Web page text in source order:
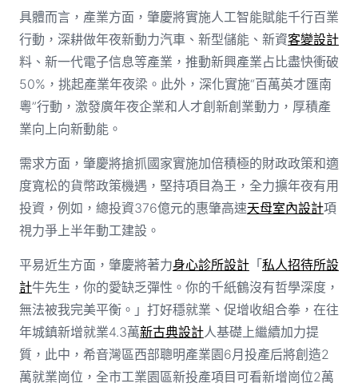
具體而言，產業方面，肇慶將實施人工智能賦能千行百業
行動，深耕做年夜新動力汽車、新型儲能、新資客變設計
料、新一代電子信息等產業，推動新興產業占比盡快衝破
50%，挑起產業年夜梁。此外，深化實施“百萬英才匯南
粵”行動，激發廣年夜企業和人才創新創業動力，厚積產
業向上向新動能。
需求方面，肇慶將搶抓國家實施加倍積極的財政政策和適
度寬松的貨幣政策機遇，堅持項目為王，全力擴年夜有用
投資，例如，總投資376億元的惠肇高速天母室內設計項
視力爭上半年動工建設。
平易近生方面，肇慶將著力身心診所設計「私人招待所設
計牛先生，你的愛缺乏彈性。你的千紙鶴沒有哲學深度，
無法被我完美平衡。」打好穩就業、促增收組合拳，在往
年城鎮新增就業4.3萬新古典設計人基礎上繼續加力提
質，此中，希音灣區西部聰明產業園6月投產后將創造2
萬就業崗位，全市工業園區新投產項目可看新增崗位2萬